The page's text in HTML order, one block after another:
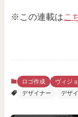
※この連載はこ
ロゴ作成
ヴィジ
デザイナー
デザ